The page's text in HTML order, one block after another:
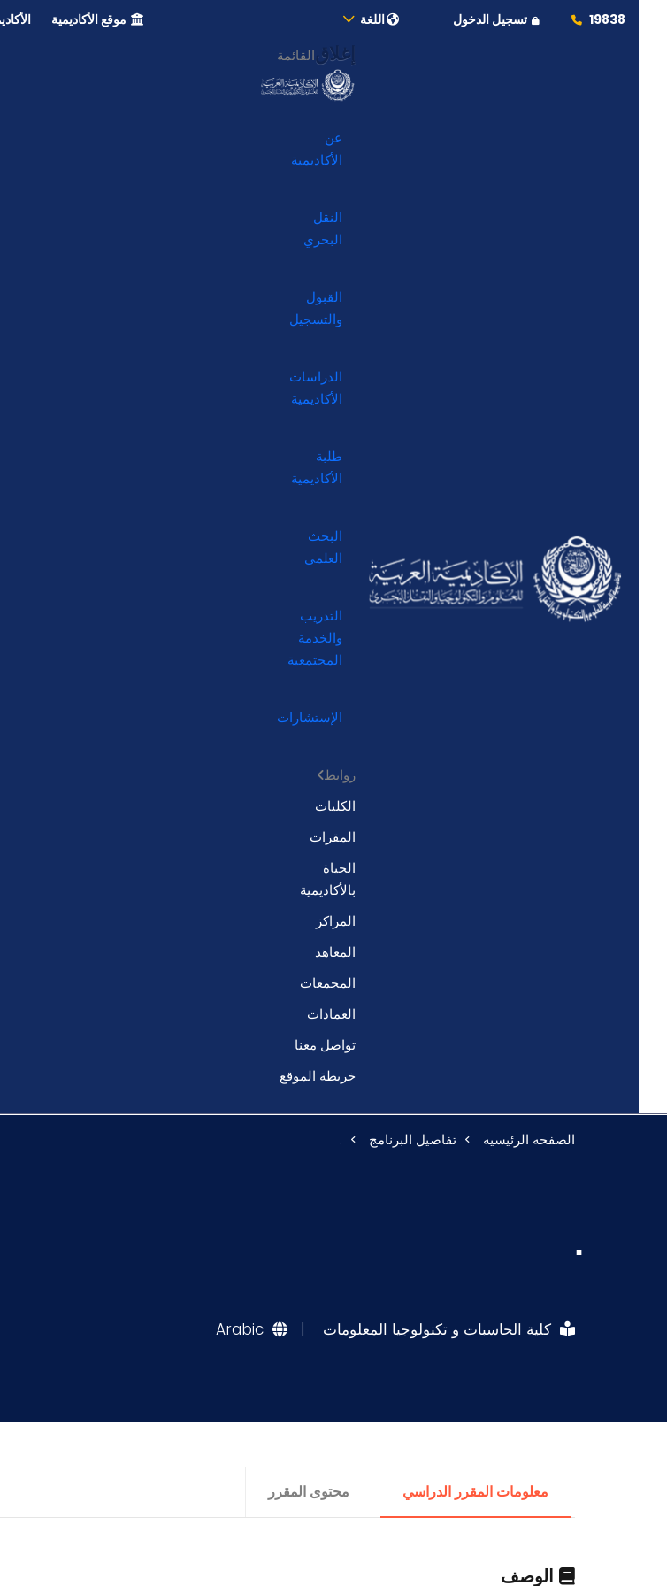
19838 تسجيل الدخول اللغة موقع الأكاديمية
إغلاق القائمة
عن
الأكاديمية
النقل
البحري
القبول
والتسجيل
الدراسات
الأكاديمية
طلبة
الأكاديمية
البحث
العلمي
التدريب
والخدمة
المجتمعية
الإستشارات
روابط
الكليات
المقرات
الحياة
بالأكاديمية
المراكز
المعاهد
المجمعات
العمادات
تواصل معنا
خريطة الموقع
الصفحه الرئيسيه تفاصيل البرنامج .
.
كلية الحاسبات و تكنولوجيا المعلومات |
Arabic
معلومات المقرر الدراسي محتوى المقرر
الوصف